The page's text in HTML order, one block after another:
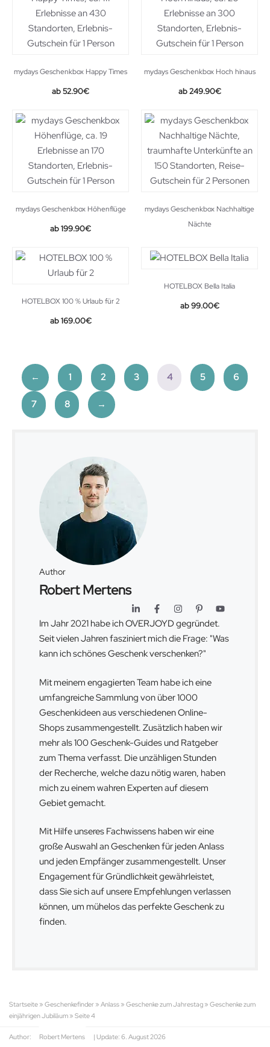
mydays Geschenkbox Happy Times
52.90€
mydays Geschenkbox Hoch hinaus
249.90€
mydays Geschenkbox Höhenflüge
199.90€
mydays Geschenkbox Nachhaltige
Nächte
HOTELBOX 100 % Urlaub für 2
169.00€
HOTELBOX Bella Italia
99.00€
← 1 2 3 4 5 6
7 8 →
Author
Robert Mertens
Im Jahr 2021 habe ich OVERJOYD gegründet.
Seit vielen Jahren fasziniert mich die Frage: "Was
kann ich schönes Geschenk verschenken?"
Mit meinem engagierten Team habe ich eine
umfangreiche Sammlung von über 1000
Geschenkideen aus verschiedenen Online-
Shops zusammengestellt. Zusätzlich haben wir
mehr als 100 Geschenk-Guides und Ratgeber
zum Thema verfasst. Die unzähligen Stunden
der Recherche, welche dazu nötig waren, haben
mich zu einem wahren Experten auf diesem
Gebiet gemacht.
Mit Hilfe unseres Fachwissens haben wir eine
große Auswahl an Geschenken für jeden Anlass
und jeden Empfänger zusammengestellt. Unser
Engagement für Gründlichkeit gewährleistet,
dass Sie sich auf unsere Empfehlungen verlassen
können, um mühelos das perfekte Geschenk zu
finden.
Startseite » Geschenkefinder » Anlass » Geschenke zum Jahrestag » Geschenke zum
einjährigen Jubiläum » Seite 4
Author: Robert Mertens | Update: 6. August 2026